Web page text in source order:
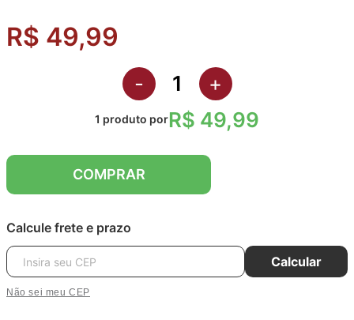
R$ 49,99
- +
1 produto porR$ 49,99
COMPRAR
Calcule frete e prazo
Calcular
Não sei meu CEP